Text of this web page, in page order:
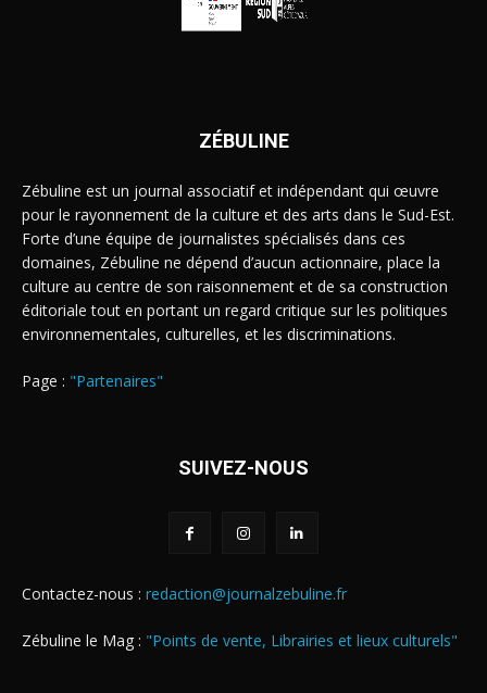
ZÉBULINE
Zébuline est un journal associatif et indépendant qui œuvre
pour le rayonnement de la culture et des arts dans le Sud-Est.
Forte d’une équipe de journalistes spécialisés dans ces
domaines, Zébuline ne dépend d’aucun actionnaire, place la
culture au centre de son raisonnement et de sa construction
éditoriale tout en portant un regard critique sur les politiques
environnementales, culturelles, et les discriminations.
Page : "Partenaires"
SUIVEZ-NOUS
Contactez-nous : redaction@journalzebuline.fr
Zébuline le Mag : "Points de vente, Librairies et lieux culturels"